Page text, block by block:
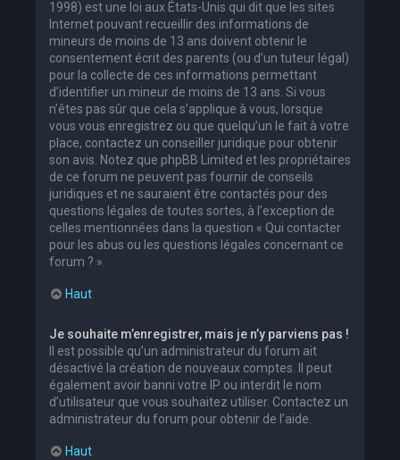
1998) est une loi aux États-Unis qui dit que les sites
Internet pouvant recueillir des informations de
mineurs de moins de 13 ans doivent obtenir le
consentement écrit des parents (ou d’un tuteur légal)
pour la collecte de ces informations permettant
d’identifier un mineur de moins de 13 ans. Si vous
n’êtes pas sûr que cela s’applique à vous, lorsque
vous vous enregistrez ou que quelqu’un le fait à votre
place, contactez un conseiller juridique pour obtenir
son avis. Notez que phpBB Limited et les propriétaires
de ce forum ne peuvent pas fournir de conseils
juridiques et ne sauraient être contactés pour des
questions légales de toutes sortes, à l’exception de
celles mentionnées dans la question « Qui contacter
pour les abus ou les questions légales concernant ce
forum ? ».
Haut
Je souhaite m’enregistrer, mais je n’y parviens pas !
Il est possible qu’un administrateur du forum ait
désactivé la création de nouveaux comptes. Il peut
également avoir banni votre IP ou interdit le nom
d’utilisateur que vous souhaitez utiliser. Contactez un
administrateur du forum pour obtenir de l’aide.
Haut